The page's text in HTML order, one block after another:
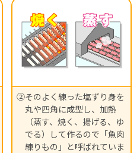
②そのよく練った塩ずり身を
丸や四角に成型し、加熱
（蒸す、焼く、揚げる、ゆ
でる）して作るので「魚肉
練りもの」と呼ばれていま